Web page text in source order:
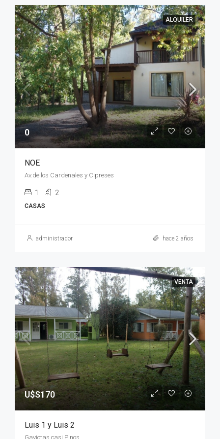
ALQUILER
0
NOE
Av.de los Cardenales y Cipreses
1 2
CASAS
administrador hace 2 años
VENTA
U$S170
Luis 1 y Luis 2
Gaviotas casi Pinos